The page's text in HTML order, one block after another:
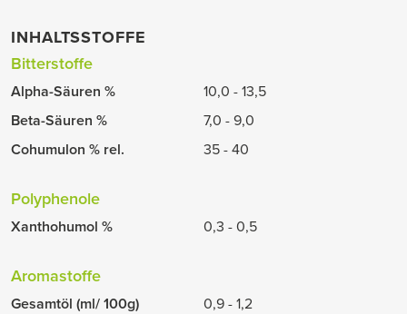
INHALTSSTOFFE
Bitterstoffe
Alpha-Säuren %
10,0 - 13,5
Beta-Säuren %
7,0 - 9,0
Cohumulon % rel.
35 - 40
Polyphenole
Xanthohumol % 0,3 - 0,5
Aromastoffe
Gesamtöl (ml/ 100g)
0,9 - 1,2